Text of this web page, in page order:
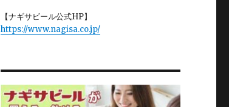
【ナギサビール公式HP】
https://www.nagisa.co.jp/